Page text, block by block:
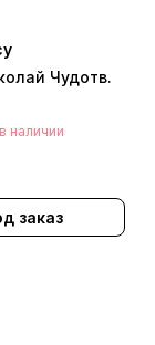
Чудотв.
наличии
заказ